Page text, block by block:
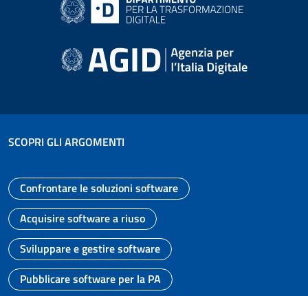
SCOPRI GLI ARGOMENTI
Vai alla pagina
Confrontare le soluzioni software
Vai alla pagina
Acquisire software a riuso
Vai alla pagina
Sviluppare e gestire software
Vai alla pagina
Pubblicare software per la PA